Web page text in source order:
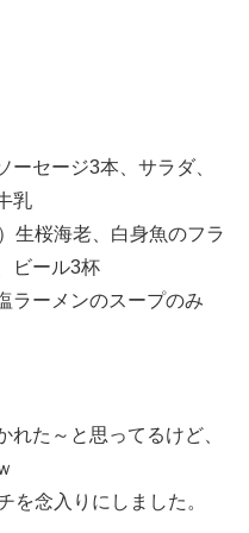
セージ3本、サラダ、
乳
生桜海老、白身魚のフラ
ビール3杯
ラーメンのスープのみ
た～と思ってるけど、
を念入りにしました。